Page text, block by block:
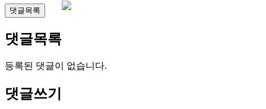
댓글목록
댓글목록
등록된 댓글이 없습니다.
댓글쓰기